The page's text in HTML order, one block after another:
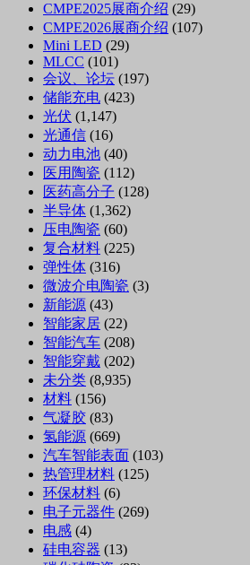
CMPE2025展商介绍 (29)
CMPE2026展商介绍 (107)
Mini LED (29)
MLCC (101)
会议、论坛 (197)
储能充电 (423)
光伏 (1,147)
光通信 (16)
动力电池 (40)
医用陶瓷 (112)
医药高分子 (128)
半导体 (1,362)
压电陶瓷 (60)
复合材料 (225)
弹性体 (316)
微波介电陶瓷 (3)
新能源 (43)
智能家居 (22)
智能汽车 (208)
智能穿戴 (202)
未分类 (8,935)
材料 (156)
气凝胶 (83)
氢能源 (669)
汽车智能表面 (103)
热管理材料 (125)
环保材料 (6)
电子元器件 (269)
电感 (4)
硅电容器 (13)